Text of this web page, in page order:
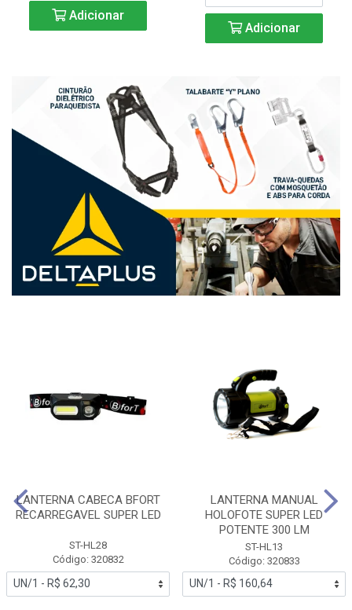
Adicionar
Adicionar
LANTERNA CABECA BFORT
RECARREGAVEL SUPER LED
ST-HL28
Código: 320832
LANTERNA MANUAL
HOLOFOTE SUPER LED
POTENTE 300 LM
ST-HL13
Código: 320833